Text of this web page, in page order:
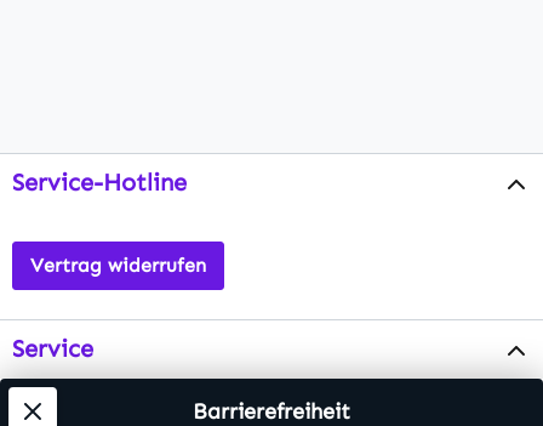
Service-Hotline
Vertrag widerrufen
Service
Info Barrierefreiheit